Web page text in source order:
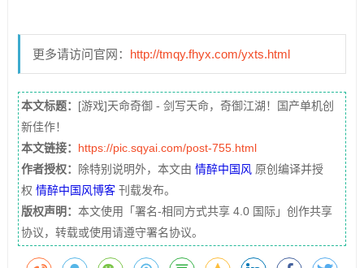
更多请访问官网： http://tmqy.fhyx.com/yxts.html
本文标题： [游戏]天命奇御 - 剑写天命，奇御江湖！国产单机创
新佳作！
本文链接： https://pic.sqyai.com/post-755.html
作者授权：
除特别说明外，本文由 情醉中国风 原创编译并授
权 情醉中国风博客刊载发布。
版权声明： 本文使用「署名-相同方式共享 4.0 国际」创作共享
协议，转载或使用请遵守署名协议。